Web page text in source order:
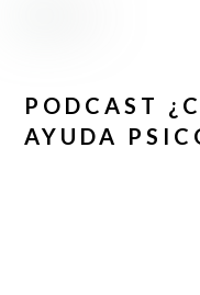
PODCAST
AYUDA